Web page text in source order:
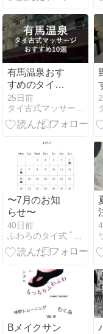
有馬温泉おす
すめのタイ古
式マッサージ
10選【2026年
最新】
25日前
〜7月のお知
らせ〜
40日前
Bメイクサン